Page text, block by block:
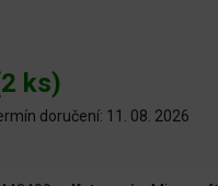
ks)
doručení: 11. 08. 2026